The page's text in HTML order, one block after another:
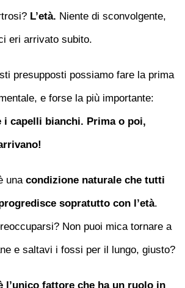
L’età. Niente di sconvolgente,
eri arrivato subito.
presupposti possiamo fare la prima
e forse la più importante:
i capelli bianchi. Prima o poi,
unacondizione naturale che tutti
sopratutto con l’età.
Non puoi mica tornare a
e saltavi i fossi per il lungo, giusto?
l’unico fattore che ha un ruolo in